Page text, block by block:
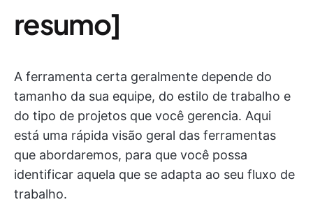
resumo]
A ferramenta certa geralmente depende do
tamanho da sua equipe, do estilo de trabalho e
do tipo de projetos que você gerencia. Aqui
está uma rápida visão geral das ferramentas
que abordaremos, para que você possa
identificar aquela que se adapta ao seu fluxo de
trabalho.